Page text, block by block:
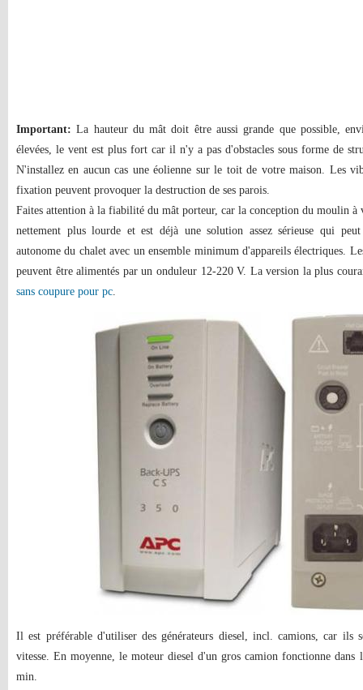
Important: La hauteur du mât doit être aussi grande que possible,
élevées, le vent est plus fort car il n'y a pas d'obstacles sous forme de
N'installez en aucun cas une éolienne sur le toit de votre maison. Les
fixation peuvent provoquer la destruction de ses parois.
Faites attention à la fiabilité du mât porteur, car la conception du moulin à
nettement plus lourde et est déjà une solution assez sérieuse qui
autonome du chalet avec un ensemble minimum d'appareils électriques.
peuvent être alimentés par un onduleur 12-220 V. La version la plus
sans coupure pour pc.
Il est préférable d'utiliser des générateurs diesel, incl. camions, car ils
vitesse. En moyenne, le moteur diesel d'un gros camion fonctionne
min.